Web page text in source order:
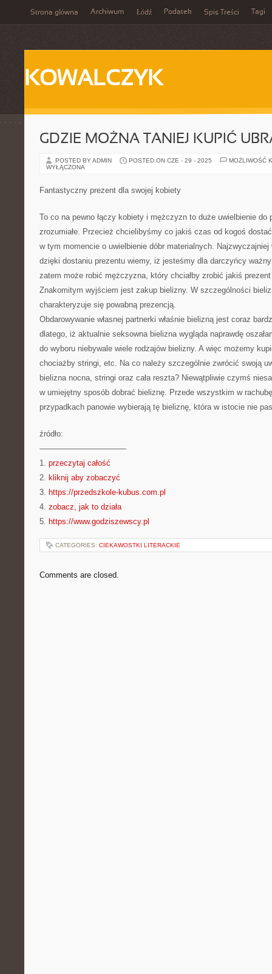
Strona główna Archiwum Łódź Podatek Spis Treści Tagi
KOWALCZYK
GDZIE MOŻNA TANIEJ KUPIĆ
POSTED BY ADMIN POSTED ON CZE - 29 - 2025
MOŻLIWOŚĆ
WYŁĄCZONA
Fantastyczny prezent dla swojej kobiety
To co na pewno łączy kobiety i mężczyzn to duże uwielbienie do
zrozumiałe. Przecież chcielibyśmy co jakiś czas od kogoś
w tym momencie o uwielbienie dóbr materialnych.
dzięki dostaniu prezentu wiemy, iż jesteśmy dla darczyńcy
zatem może robić mężczyzna, który chciałby zrobić jakiś
Znakomitym wyjściem jest zakup bielizny. W szczególności
charakteryzuje się powabną prezencją.
Obdarowywanie własnej partnerki właśnie bielizną jest coraz
dlatego, iż aktualnie seksowna bielizna wygląda naprawdę
do wyboru niebywale wiele rodzajów bielizny. A więc możemy
chociażby stringi, etc. Na co należy szczególnie zwrócić swoją
bielizna nocna, stringi oraz cała reszta? Niewątpliwie czymś
w umiejętny sposób dobrać bieliznę. Przede wszystkim w
przypadkach panowie wybierają tę bieliznę, która w istocie nie
źródło:
———————————
1. przeczytaj całość
2. kliknij aby zobaczyć
3. https://przedszkole-kubus.com.pl
4. zobacz, jak to działa
5. https://www.godziszewscy.pl
CATEGORIES: CIEKAWOSTKI LITERACKIE
Comments are closed.